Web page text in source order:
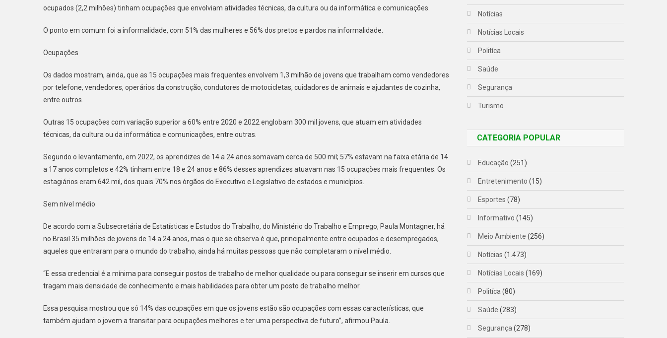
ocupados (2,2 milhões) tinham ocupações que envolviam atividades técnicas, da cultura ou da informática e comunicações.
O ponto em comum foi a informalidade, com 51% das mulheres e 56% dos pretos e pardos na informalidade.
Ocupações
Os dados mostram, ainda, que as 15 ocupações mais frequentes envolvem 1,3 milhão de jovens que trabalham como vendedores
por telefone, vendedores, operários da construção, condutores de motocicletas, cuidadores de animais e ajudantes de cozinha,
entre outros.
Outras 15 ocupações com variação superior a 60% entre 2020 e 2022 englobam 300 mil jovens, que atuam em atividades
técnicas, da cultura ou da informática e comunicações, entre outras.
Segundo o levantamento, em 2022, os aprendizes de 14 a 24 anos somavam cerca de 500 mil; 57% estavam na faixa etária de 14
a 17 anos completos e 42% tinham entre 18 e 24 anos e 86% desses aprendizes atuavam nas 15 ocupações mais frequentes. Os
estagiários eram 642 mil, dos quais 70% nos órgãos do Executivo e Legislativo de estados e municípios.
Sem nível médio
De acordo com a Subsecretária de Estatísticas e Estudos do Trabalho, do Ministério do Trabalho e Emprego, Paula Montagner, há
no Brasil 35 milhões de jovens de 14 a 24 anos, mas o que se observa é que, principalmente entre ocupados e desempregados,
aqueles que entraram para o mundo do trabalho, ainda há muitas pessoas que não completaram o nível médio.
“E essa credencial é a mínima para conseguir postos de trabalho de melhor qualidade ou para conseguir se inserir em cursos que
tragam mais densidade de conhecimento e mais habilidades para obter um posto de trabalho melhor.
Essa pesquisa mostrou que só 14% das ocupações em que os jovens estão são ocupações com essas características, que
também ajudam o jovem a transitar para ocupações melhores e ter uma perspectiva de futuro”, afirmou Paula.
Notícias
Notícias Locais
Politíca
Saúde
Segurança
Turismo
CATEGORIA POPULAR
Educação (251)
Entretenimento (15)
Esportes (78)
Informativo (145)
Meio Ambiente (256)
Notícias (1.473)
Notícias Locais (169)
Politíca (80)
Saúde (283)
Segurança (278)